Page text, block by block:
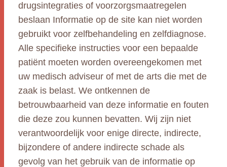
drugsintegraties of voorzorgsmaatregelen
beslaan Informatie op de site kan niet worden
gebruikt voor zelfbehandeling en zelfdiagnose.
Alle specifieke instructies voor een bepaalde
patiënt moeten worden overeengekomen met
uw medisch adviseur of met de arts die met de
zaak is belast. We ontkennen de
betrouwbaarheid van deze informatie en fouten
die deze zou kunnen bevatten. Wij zijn niet
verantwoordelijk voor enige directe, indirecte,
bijzondere of andere indirecte schade als
gevolg van het gebruik van de informatie op